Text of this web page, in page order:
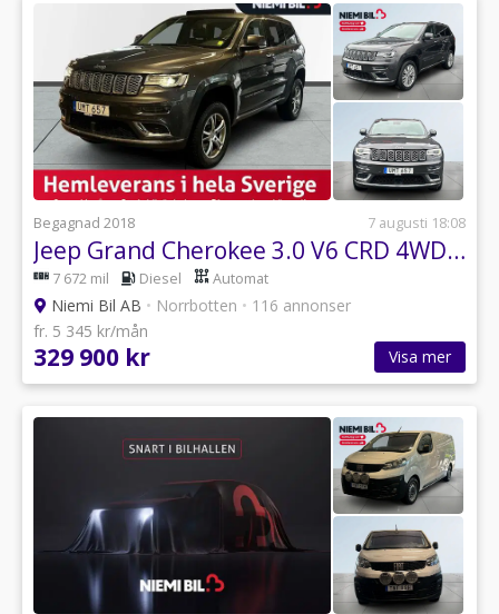
Begagnad 2018 7 augusti 18:08
Jeep Grand Cherokee 3.0 V6 CRD 4WD Aut Panorama/Skinn/H&K/Navi/Rattvärme
7 672 mil Diesel Automat
Niemi Bil AB • Norrbotten • 116 annonser
fr. 5 345 kr/mån
329 900 kr Visa mer